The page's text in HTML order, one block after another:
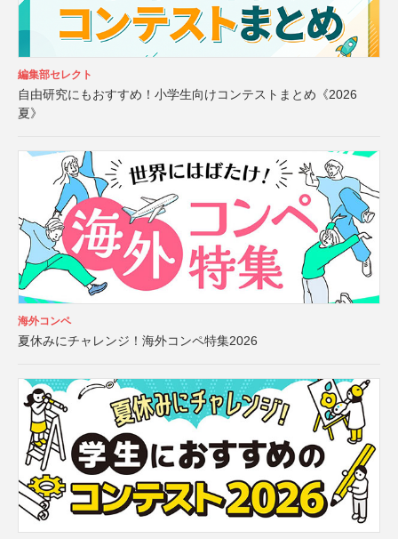
編集部セレクト
自由研究にもおすすめ！小学生向けコンテストまとめ《2026
夏》
海外コンペ
夏休みにチャレンジ！海外コンペ特集2026